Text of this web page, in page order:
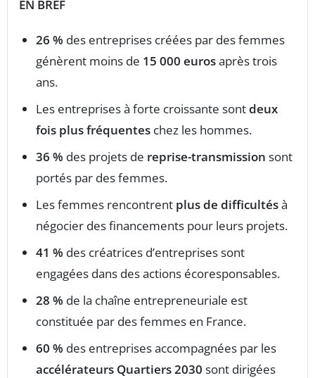
EN BREF
26 % des entreprises créées par des femmes
génèrent moins de 15 000 eurosaprès trois
ans.
Les entreprises à forte croissante sontdeux
fois plus fréquentes chez les hommes.
36 % des projets de reprise-transmission sont
portés par des femmes.
Les femmes rencontrent plus de difficultésà
négocier des financements pour leurs projets.
41 % des créatrices d’entreprises sont
engagées dans des actions écoresponsables.
28 % de la chaîne entrepreneuriale est
constituée par des femmes en France.
60 % des entreprises accompagnées par les
accélérateurs Quartiers 2030 sont dirigées